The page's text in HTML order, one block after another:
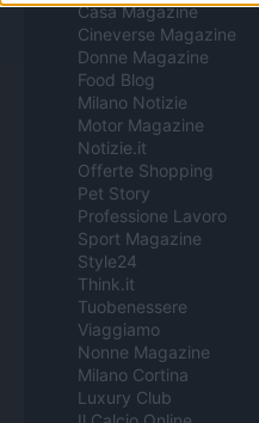
Casa Magazine
Cineverse Magazine
Donne Magazine
Food Blog
Milano Notizie
Motor Magazine
Notizie.it
Offerte Shopping
Pet Story
Professione Lavoro
Sport Magazine
Style24
Think.it
Tuobenessere
Viaggiamo
Nonne Magazine
Milano Cortina
Luxury Club